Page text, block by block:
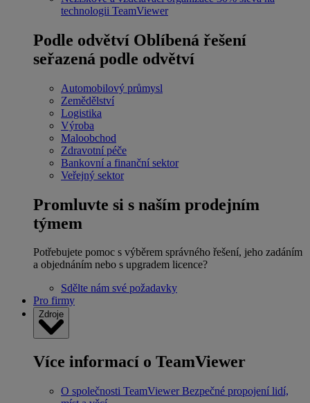
technologii TeamViewer
Podle odvětví Oblíbená řešení
seřazená podle odvětví
Automobilový průmysl
Zemědělství
Logistika
Výroba
Maloobchod
Zdravotní péče
Bankovní a finanční sektor
Veřejný sektor
Promluvte si s naším prodejním
týmem
Potřebujete pomoc s výběrem správného řešení, jeho zadáním
a objednáním nebo s upgradem licence?
Sdělte nám své požadavky
Pro firmy
Zdroje
Více informací o TeamViewer
O společnosti TeamViewer Bezpečné propojení lidí,